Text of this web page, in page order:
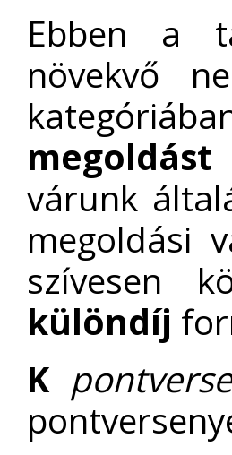
Ebben a
növekvő
várunk
megoldási
szívesen
különdíj
K